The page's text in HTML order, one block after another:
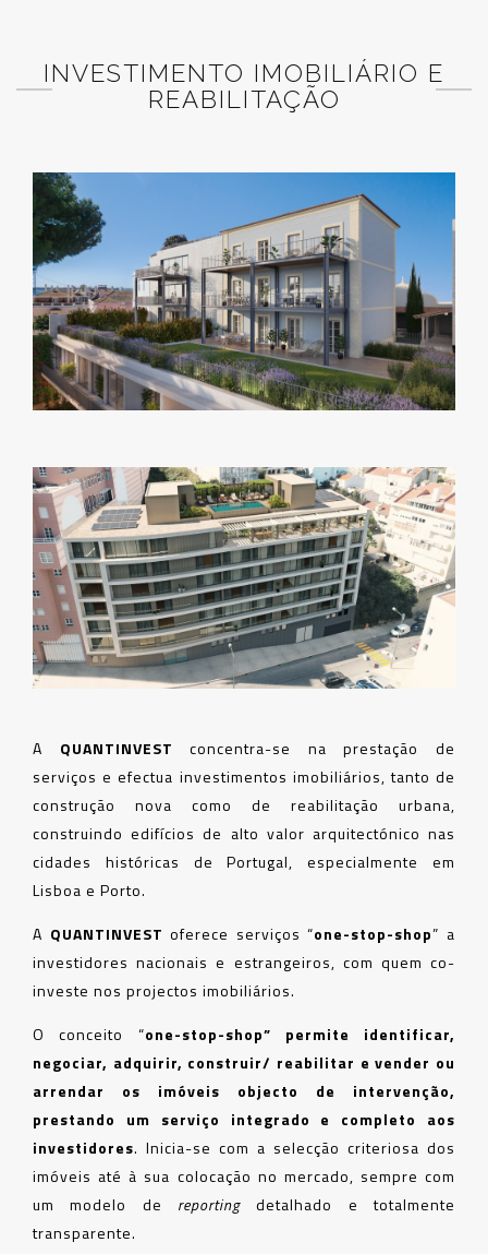
INVESTIMENTO IMOBILIÁRIO E
REABILITAÇÃO
A QUANTINVESTconcentra-se na prestação de
serviços e efectua investimentos imobiliários, tanto de
construção nova como de reabilitação urbana,
construindo edifícios de alto valor arquitectónico nas
cidades históricas de Portugal, especialmente em
Lisboa e Porto.
A QUANTINVEST oferece serviços “one-stop-shop” a
investidores nacionais e estrangeiros, com quem co-
investe nos projectos imobiliários.
O conceito “one-stop-shop” permite
identificar,
negociar, adquirir, construir/ reabilitar e vender ou
arrendar os imóveis objecto de intervenção,
prestando um serviço integrado e completo aos
investidores. Inicia-se com a selecção criteriosa dos
imóveis até à sua colocação no mercado, sempre com
um modelo de reporting detalhado e totalmente
transparente.